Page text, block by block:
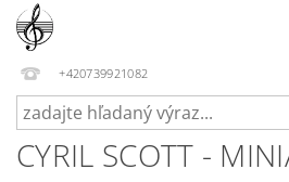
+420739921082
CYRIL SCOTT -